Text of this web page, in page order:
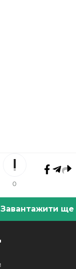
0
Завантажити ще